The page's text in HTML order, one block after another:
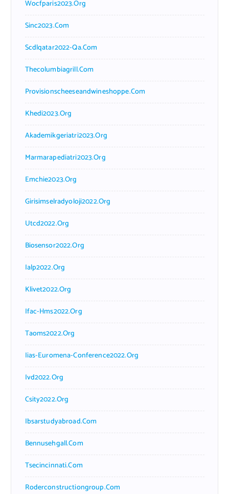
Wocfparis2023.org
Sinc2023.com
Scdlqatar2022-Qa.com
Thecolumbiagrill.com
Provisionscheeseandwineshoppe.com
Khedi2023.org
Akademikgeriatri2023.org
Marmarapediatri2023.org
Emchie2023.org
Girisimselradyoloji2022.org
Utcd2022.org
Biosensor2022.org
Ialp2022.org
Klivet2022.org
Ifac-Hms2022.org
Taoms2022.org
Iias-Euromena-Conference2022.org
Ivd2022.org
Csity2022.org
Ibsarstudyabroad.com
Bennusehgall.com
Tsecincinnati.com
Roderconstructiongroup.com